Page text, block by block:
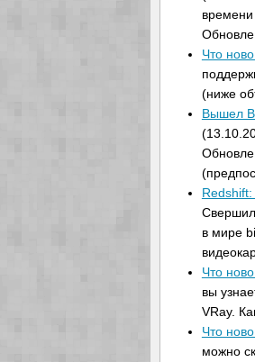
времени
Что
(ниже
Вышел
в мире
Что
вы
VRay.
Что
можно